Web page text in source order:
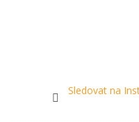
Sledovat na